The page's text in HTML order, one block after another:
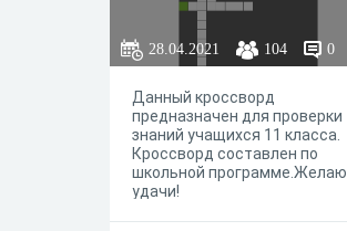
28.04.2021 104 0
Данный кроссворд
предназначен для проверки
знаний учащихся 11 класса.
Кроссворд составлен по
школьной программе.Желаю
удачи!